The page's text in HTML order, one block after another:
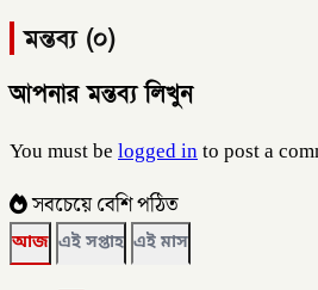
মন্তব্য (০)
আপনার মন্তব্য লিখুন
You must belogged into post a
সবচেয়ে বেশি পঠিত
আজ এই সপ্তাহ এই মাস